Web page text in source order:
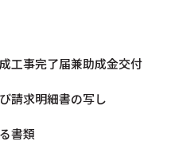
工事完了届兼助成金交付
請求明細書の写し
書類